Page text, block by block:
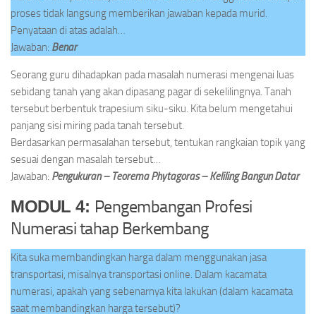
proses tidak langsung memberikan jawaban kepada murid.
Penyataan di atas adalah…
Jawaban: Benar
Seorang guru dihadapkan pada masalah numerasi mengenai luas
sebidang tanah yang akan dipasang pagar di sekelilingnya. Tanah
tersebut berbentuk trapesium siku-siku. Kita belum mengetahui
panjang sisi miring pada tanah tersebut.
Berdasarkan permasalahan tersebut, tentukan rangkaian topik yang
sesuai dengan masalah tersebut…
Jawaban: Pengukuran – Teorema Phytagoras – Keliling Bangun Datar
MODUL 4: Pengembangan Profesi
Numerasi tahap Berkembang
Kita suka membandingkan harga dalam menggunakan jasa
transportasi, misalnya transportasi online. Dalam kacamata
numerasi, apakah yang sebenarnya kita lakukan (dalam kacamata
saat membandingkan harga tersebut)?